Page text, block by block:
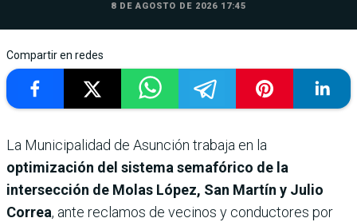
8 DE AGOSTO DE 2026 17:45
Compartir en redes
La Municipalidad de Asunción trabaja en la
optimización del sistema semafórico de la
intersección de Molas López, San Martín y Julio
Correa, ante reclamos de vecinos y conductores por